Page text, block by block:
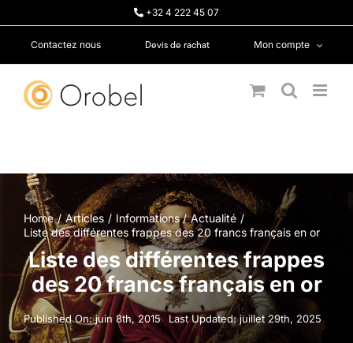
+32 4 222 45 07
Contactez nous Devis de rachat Mon compte
Home Articles Informations
Actualité
Liste des différentes frappes des 20 francs français en or
Liste des différentes frappes
des 20 francs français en or
Published On: juin 8th, 2015 Last Updated: juillet 29th, 2025